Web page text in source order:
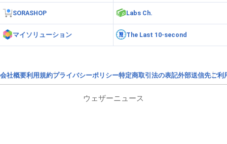
SORASHOP Labs Ch.
マイソリューション The Last 10-second
会社概要利用規約プライバシーポリシー特定商取引法の表記外部送信先ご利
ウェザーニュース